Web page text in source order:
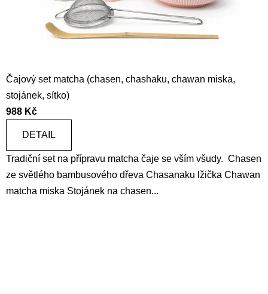
Čajový set matcha (chasen, chashaku, chawan miska,
stojánek, sítko)
988 Kč
DETAIL
Tradiční set na přípravu matcha čaje se vším všudy. Chasen
ze světlého bambusového dřeva Chasanaku lžička Chawan
matcha miska Stojánek na chasen...